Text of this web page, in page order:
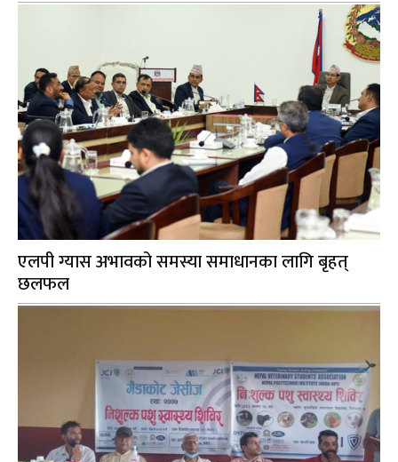
एलपी ग्यास अभावको समस्या समाधानका लागि बृहत्
छलफल